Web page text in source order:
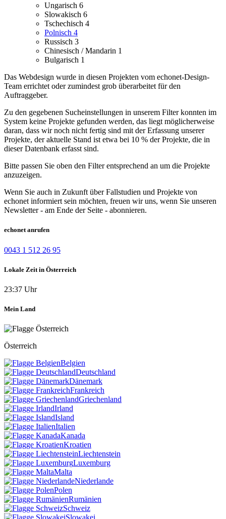
Ungarisch 6
Slowakisch 6
Tschechisch 4
Polnisch 4
Russisch 3
Chinesisch / Mandarin 1
Bulgarisch 1
Das Webdesign wurde in diesen Projekten vom echonet-Design-
Team errichtet oder zumindest grob überarbeitet für den
Auftraggeber.
Zu den gegebenen Sucheinstellungen in unserem Filter konnten im
System keine Projekte gefunden werden, das liegt möglicherweise
daran, dass wir noch nicht fertig sind mit der Erfassung unserer
Projekte, der aktuelle Stand ist etwa bei 10 % der Projekte, die in
dieser Datenbank erfasst sind.
Bitte passen Sie oben den Filter entsprechend an um die Projekte
anzuzeigen.
Wenn Sie auch in Zukunft über Fallstudien und Projekte von
echonet informiert sein möchten, freuen wir uns, wenn Sie unseren
Newsletter - am Ende der Seite - abonnieren.
echonet anrufen
0043 1 512 26 95
Lokale Zeit in Österreich
23:37 Uhr
Mein Land
Österreich
Belgien
Deutschland
Dänemark
Frankreich
Griechenland
Irland
Island
Italien
Kanada
Kroatien
Liechtenstein
Luxemburg
Malta
Niederlande
Polen
Rumänien
Schweiz